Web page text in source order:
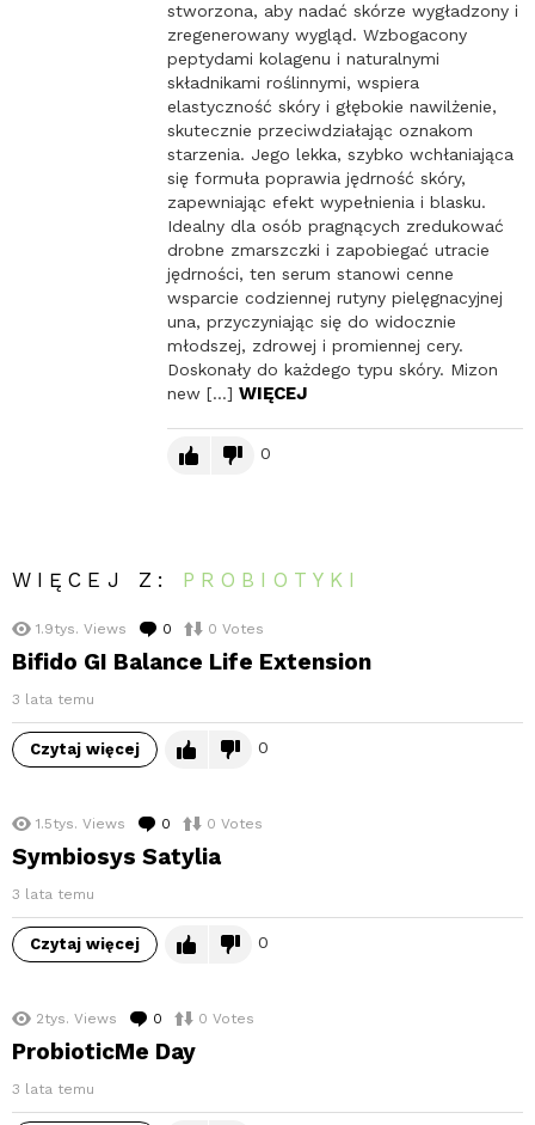
stworzona, aby nadać skórze wygładzony i
zregenerowany wygląd. Wzbogacony
peptydami kolagenu i naturalnymi
składnikami roślinnymi, wspiera
elastyczność skóry i głębokie nawilżenie,
skutecznie przeciwdziałając oznakom
starzenia. Jego lekka, szybko wchłaniająca
się formuła poprawia jędrność skóry,
zapewniając efekt wypełnienia i blasku.
Idealny dla osób pragnących zredukować
drobne zmarszczki i zapobiegać utracie
jędrności, ten serum stanowi cenne
wsparcie codziennej rutyny pielęgnacyjnej
una, przyczyniając się do widocznie
młodszej, zdrowej i promiennej cery.
Doskonały do każdego typu skóry. Mizon
new […] WIĘCEJ
0
WIĘCEJ Z: PROBIOTYKI
1.9tys. Views 0 komentarzy
0 Votes
Bifido GI Balance Life Extension
3 lata temu
Czytaj więcej 0
1.5tys. Views 0 komentarzy
0 Votes
Symbiosys Satylia
3 lata temu
Czytaj więcej 0
2tys. Views 0 komentarzy
0 Votes
ProbioticMe Day
3 lata temu